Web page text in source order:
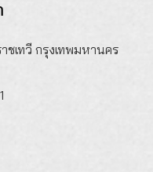
ชเทวี กรุงเทพมหานคร